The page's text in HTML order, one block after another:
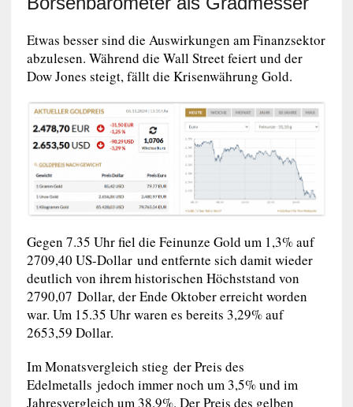
Etwas besser sind die Auswirkungen am Finanzsektor
abzulesen. Während die Wall Street feiert und der
Dow Jones steigt, fällt die Krisenwährung Gold.
Gegen 7.35 Uhr fiel die Feinunze Gold um 1,3% auf
2709,40 US-Dollar und entfernte sich damit wieder
deutlich von ihrem historischen Höchststand von
2790,07 Dollar, der Ende Oktober erreicht worden
war. Um 15.35 Uhr waren es bereits 3,29% auf
2653,59 Dollar.
Im Monatsvergleich stieg der Preis des
Edelmetalls jedoch immer noch um 3,5% und im
Jahresvergleich um 38,9%. Der Preis des gelben